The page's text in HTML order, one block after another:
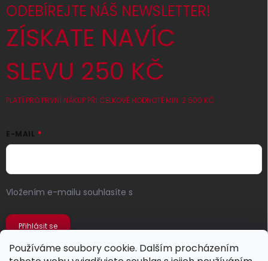
Používáme soubory cookie. Dalším procházením
ODEBÍREJTE NÁŠ NEWSLETTER!
ZÍSKATE NAVÍC
SLEVU 250 KČ
PLATÍ PRO PRVNÍ NÁKUP PŘI CELKOVÉ HODNOTĚ MIN. 2 500 KČ
E-MAIL
Vložením e-mailu souhlasíte s
Přihlásit se